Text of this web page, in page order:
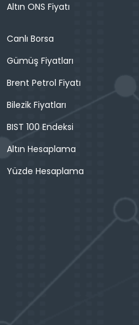
Altın ONS Fiyatı
Canlı Borsa
Gümüş Fiyatları
Brent Petrol Fiyatı
Bilezik Fiyatları
BIST 100 Endeksi
Altın Hesaplama
Yüzde Hesaplama